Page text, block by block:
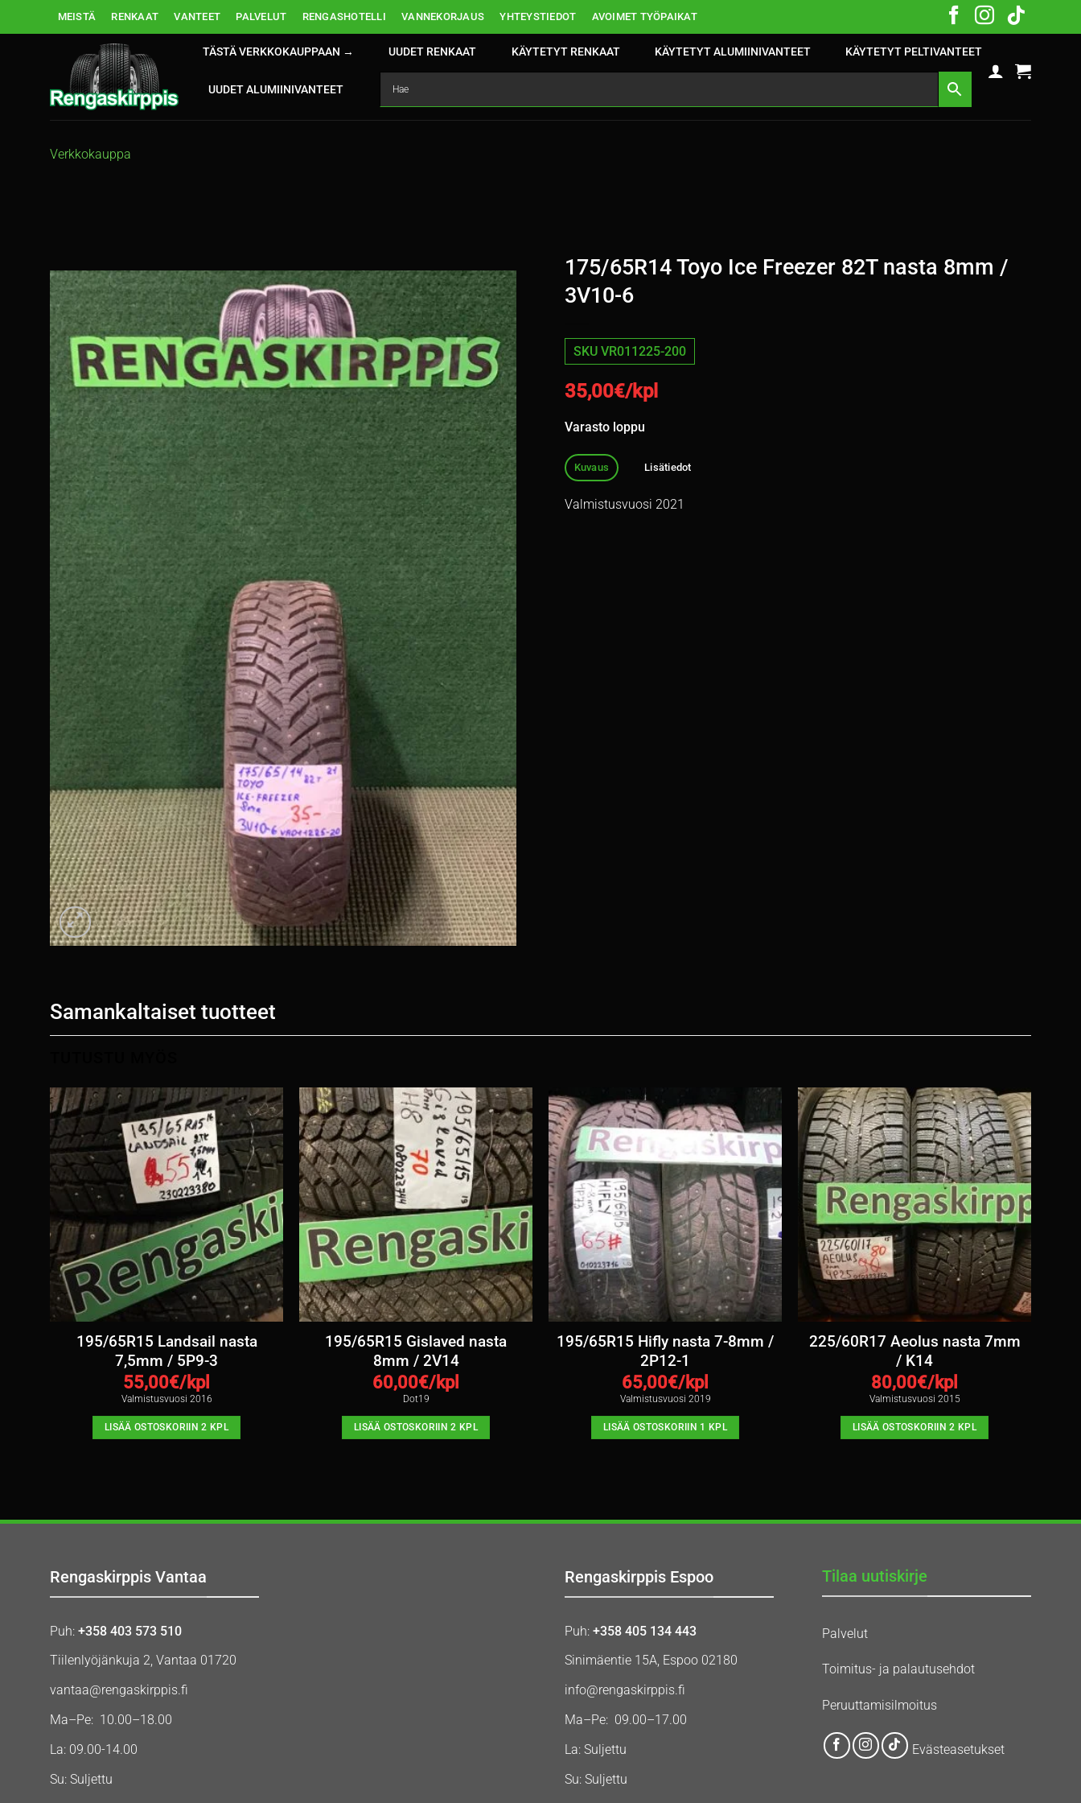
MEISTÄ RENKAAT VANTEET PALVELUT RENGASHOTELLI VANNEKORJAUS YHTEYSTIEDOT AVOIMET TYÖPAIKAT
TÄSTÄ VERKKOKAUPPAAN → UUDET RENKAAT KÄYTETYT RENKAAT KÄYTETYT ALUMIINIVANTEET KÄYTETYT PELTIVANTEET
UUDET ALUMIINIVANTEET
Verkkokauppa
175/65R14 Toyo Ice Freezer 82T nasta 8mm /
3V10-6
SKU VR011225-200
35,00€/kpl
Varasto loppu
Kuvaus Lisätiedot
Valmistusvuosi 2021
Samankaltaiset tuotteet
195/65R15 Landsail nasta
7,5mm / 5P9-3
55,00€/kpl
Valmistusvuosi 2016
LISÄÄ OSTOSKORIIN 2 KPL
195/65R15 Gislaved nasta
8mm / 2V14
60,00€/kpl
Dot19
LISÄÄ OSTOSKORIIN 2 KPL
195/65R15 Hifly nasta 7-8mm /
2P12-1
65,00€/kpl
Valmistusvuosi 2019
LISÄÄ OSTOSKORIIN 1 KPL
225/60R17 Aeolus nasta 7mm
/ K14
80,00€/kpl
Valmistusvuosi 2015
LISÄÄ OSTOSKORIIN 2 KPL
Rengaskirppis Vantaa
Puh: +358 403 573 510
Tiilenlyöjänkuja 2, Vantaa 01720
vantaa@rengaskirppis.fi
Ma–Pe: 10.00–18.00
La: 09.00-14.00
Su: Suljettu
Rengaskirppis Espoo
Puh: +358 405 134 443
Sinimäentie 15A, Espoo 02180
info@rengaskirppis.fi
Ma–Pe: 09.00–17.00
La: Suljettu
Su: Suljettu
Tilaa uutiskirje
Palvelut
Toimitus- ja palautusehdot
Peruuttamisilmoitus
Evästeasetukset